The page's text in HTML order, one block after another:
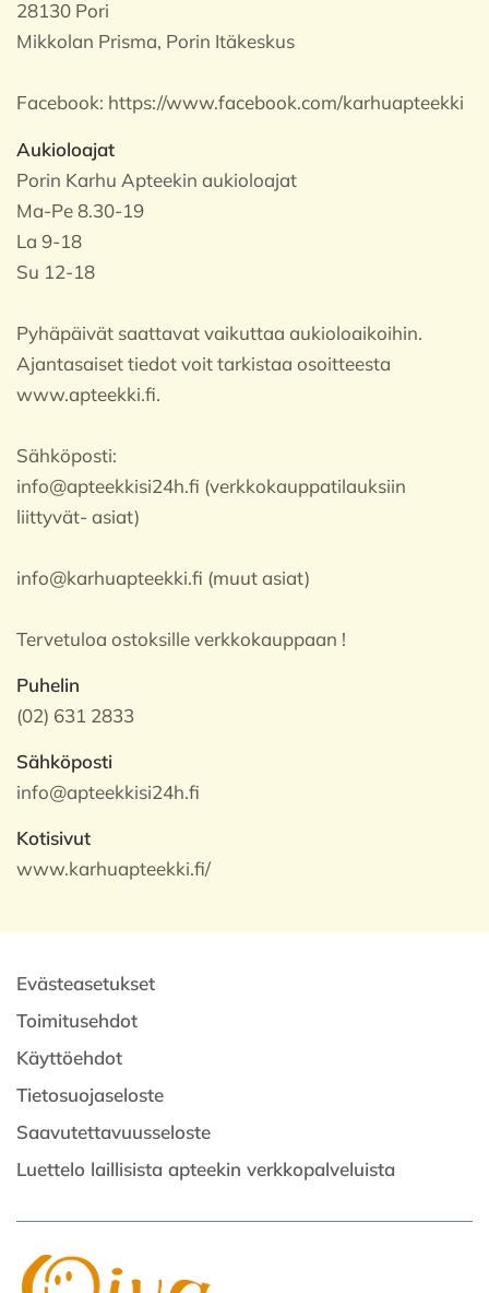
28130 Pori
Mikkolan Prisma, Porin Itäkeskus
Facebook: https://www.facebook.com/karhuapteekki
Aukioloajat
Porin Karhu Apteekin aukioloajat
Ma-Pe 8.30-19
La 9-18
Su 12-18
Pyhäpäivät saattavat vaikuttaa aukioloaikoihin.
Ajantasaiset tiedot voit tarkistaa osoitteesta
www.apteekki.fi.
Sähköposti:
info@apteekkisi24h.fi (verkkokauppatilauksiin
liittyvät- asiat)
info@karhuapteekki.fi (muut asiat)
Tervetuloa ostoksille verkkokauppaan !
Puhelin
(02) 631 2833
Sähköposti
info@apteekkisi24h.fi
Kotisivut
www.karhuapteekki.fi/
Evästeasetukset
Toimitusehdot
Käyttöehdot
Tietosuojaseloste
Saavutettavuusseloste
Luettelo laillisista apteekin verkkopalveluista